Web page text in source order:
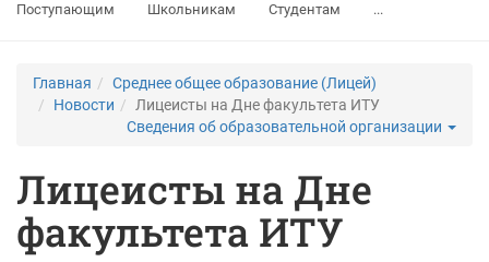
Поступающим Школьникам Студентам ...
Главная
Среднее общее образование (Лицей)
Новости
Лицеисты на Дне факультета ИТУ
Сведения об образовательной организации
Лицеисты на Дне
факультета ИТУ